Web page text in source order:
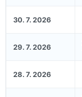
30. 7. 2026
29. 7. 2026
28. 7. 2026